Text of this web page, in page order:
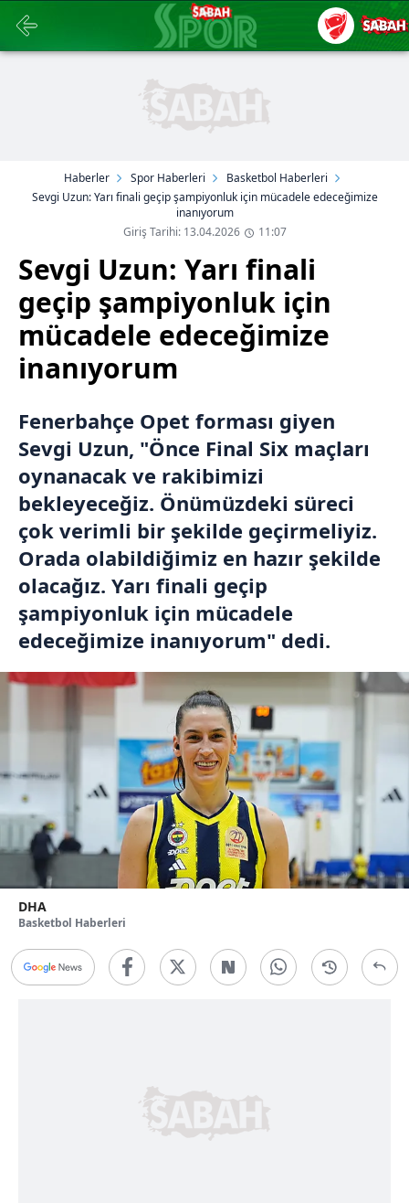
Haberler Spor Haberleri
Basketbol Haberleri
Sevgi Uzun: Yarı finali geçip şampiyonluk için mücadele edeceğimize
inanıyorum
Giriş Tarihi: 13.04.2026
11:07
Sevgi Uzun: Yarı finali
geçip şampiyonluk için
mücadele edeceğimize
inanıyorum
Fenerbahçe Opet forması giyen
Sevgi Uzun, "Önce Final Six maçları
oynanacak ve rakibimizi
bekleyeceğiz. Önümüzdeki süreci
çok verimli bir şekilde geçirmeliyiz.
Orada olabildiğimiz en hazır şekilde
olacağız. Yarı finali geçip
şampiyonluk için mücadele
edeceğimize inanıyorum" dedi.
DHA
Basketbol Haberleri